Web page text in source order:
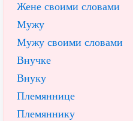
Жене своими словами
Мужу
Мужу своими словами
Внучке
Внуку
Племяннице
Племяннику